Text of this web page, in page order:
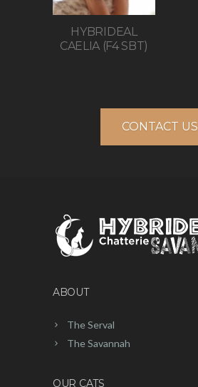
HYBRIDEAL
CAELIA (F4 SBT)
CONTACT US
ABOUT
The Serval
The Savannah
OUR CATS